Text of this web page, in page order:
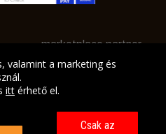
marketplace partner
valamint a marketing és
itt érhető el.
Csak az